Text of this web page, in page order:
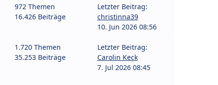
972 Themen
16.426 Beiträge
Letzter Beitrag:
christinna39
10. Jun 2026 08:56
1.720 Themen
35.253 Beiträge
Letzter Beitrag:
Carolin Keck
7. Jul 2026 08:45